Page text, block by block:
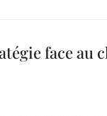
face au